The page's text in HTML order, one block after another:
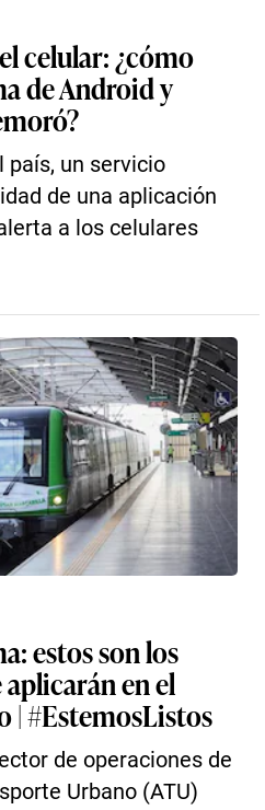
celular: ¿cómo
de Android y
país, un servicio
de una aplicación
a los celulares
estos son los
en el
| #EstemosListos
de operaciones de
Urbano (ATU)